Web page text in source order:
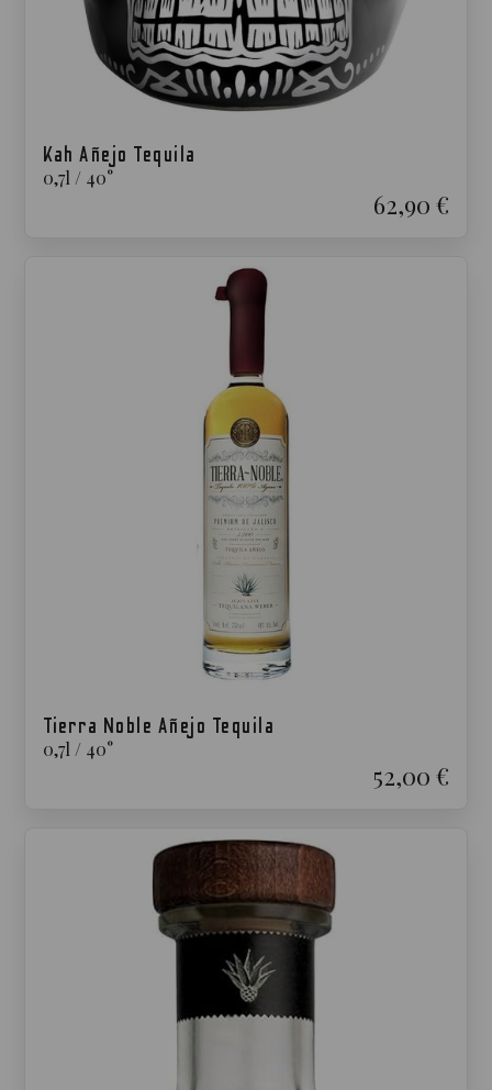
Kah Añejo Tequila
0,7l / 40°
62,90 €
Tierra Noble Añejo Tequila
0,7l / 40°
52,00 €